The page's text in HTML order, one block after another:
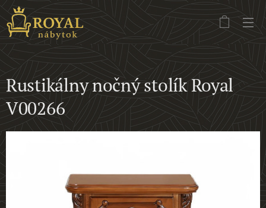
Rustikálny nočný stolík Royal
V00266